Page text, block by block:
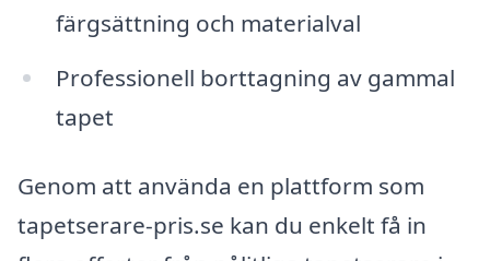
färgsättning och materialval
Professionell borttagning av gammal
tapet
Genom att använda en plattform som
tapetserare-pris.se kan du enkelt få in